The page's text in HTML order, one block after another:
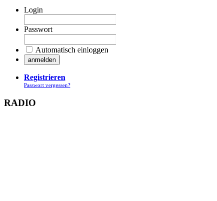
Login
Passwort
Automatisch einloggen
Registrieren
Passwort vergessen?
RADIO